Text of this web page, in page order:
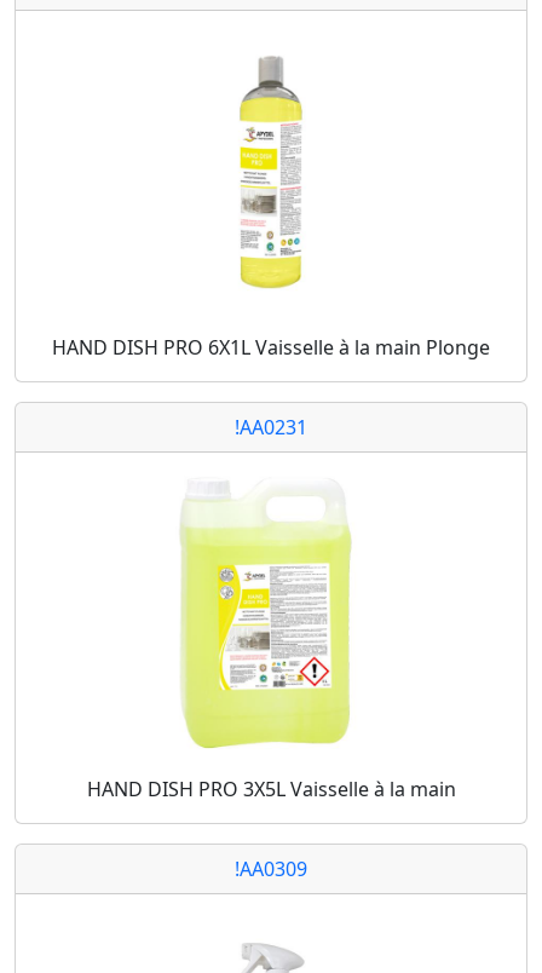
HAND DISH PRO 6X1L Vaisselle à la main Plonge
!AA0231
HAND DISH PRO 3X5L Vaisselle à la main
!AA0309